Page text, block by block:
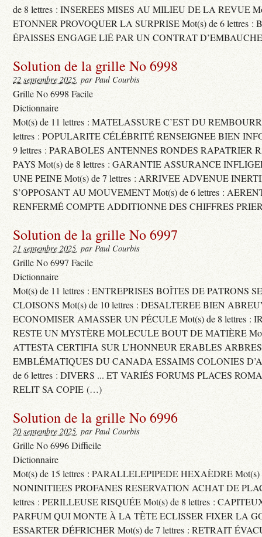
de 8 lettres : INSEREES MISES AU MILIEU DE LA REVUE
ETONNER PROVOQUER LA SURPRISE Mot(s) de 6 lettres :
ÉPAISSES ENGAGE LIÉ PAR UN CONTRAT
Solution de la grille No 6998
22 septembre 2025, par Paul Courbis
Grille No 6998 Facile
Dictionnaire
Mot(s) de 11 lettres : MATELASSURE C’EST DU
lettres : POPULARITE CÉLÉBRITÉ RENSEIGNEE BIEN
9 lettres : PARABOLES ANTENNES RONDES RAPATRIER
PAYS Mot(s) de 8 lettres : GARANTIE ASSURANCE
UNE PEINE Mot(s) de 7 lettres : ARRIVEE ADVENUE
S’OPPOSANT AU MOUVEMENT Mot(s) de 6 lettres :
RENFERMÉ COMPTE ADDITIONNE DES CHIFFRES
Solution de la grille No 6997
21 septembre 2025, par Paul Courbis
Grille No 6997 Facile
Dictionnaire
Mot(s) de 11 lettres : ENTREPRISES BOÎTES DE PATRONS
CLOISONS Mot(s) de 10 lettres : DESALTEREE BIEN
ECONOMISER AMASSER UN PÉCULE Mot(s) de 8 lettres :
RESTE UN MYSTÈRE MOLECULE BOUT DE MATIÈRE
ATTESTA CERTIFIA SUR L’HONNEUR ERABLES ARBRES
EMBLÉMATIQUES DU CANADA ESSAIMS COLONIES
de 6 lettres : DIVERS ... ET VARIÉS FORUMS PLACES
RELIT SA COPIE (…)
Solution de la grille No 6996
20 septembre 2025, par Paul Courbis
Grille No 6996 Difficile
Dictionnaire
Mot(s) de 15 lettres : PARALLELEPIPEDE HEXAÈDRE Mot(s)
NONINITIEES PROFANES RESERVATION ACHAT DE
lettres : PERILLEUSE RISQUÉE Mot(s) de 8 lettres :
PARFUM QUI MONTE À LA TÊTE ECLISSER FIXER LA
ESSARTER DÉFRICHER Mot(s) de 7 lettres : RETRAIT